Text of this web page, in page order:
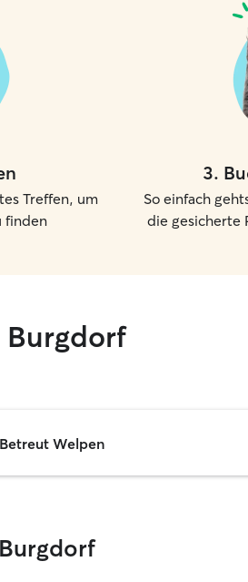
Treffen, um
finden
3.
So einfach
die gesicherte
Betreut Welpen